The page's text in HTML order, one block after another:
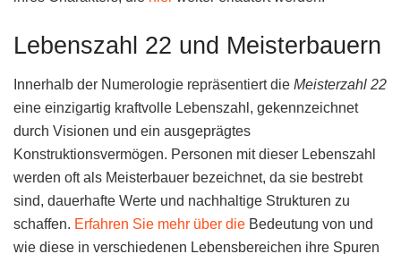
Lebenszahl 22 und Meisterbauern
Innerhalb der Numerologie repräsentiert die Meisterzahl 22
eine einzigartig kraftvolle Lebenszahl, gekennzeichnet
durch Visionen und ein ausgeprägtes
Konstruktionsvermögen. Personen mit dieser Lebenszahl
werden oft als Meisterbauer bezeichnet, da sie bestrebt
sind, dauerhafte Werte und nachhaltige Strukturen zu
schaffen. Erfahren Sie mehr über die Bedeutung von und
wie diese in verschiedenen Lebensbereichen ihre Spuren